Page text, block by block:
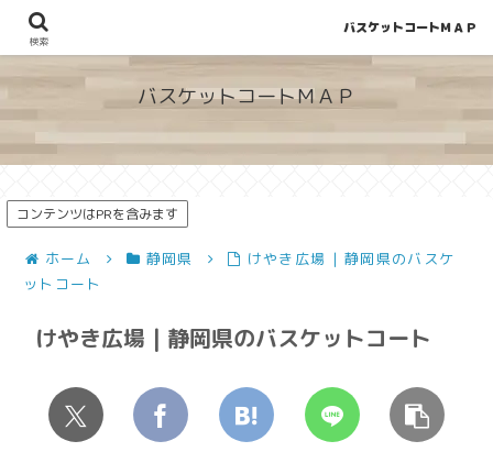
地図から探せる！穴場が見つかるバスケットコート情報
バスケットコートＭＡＰ
コンテンツはPRを含みます
ホーム 静岡県
けやき広場 | 静岡県のバスケ
ットコート
けやき広場 | 静岡県のバスケットコート
検索
バスケットコートＭＡＰ